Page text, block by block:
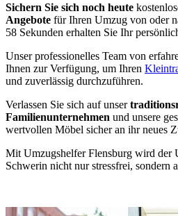
Sichern Sie sich noch heute
Angebote für Ihren Umzug von oder
58 Sekunden erhalten Sie Ihr
Unser professionelles Team von
Ihnen zur Verfügung, um Ihren
und zuverlässig durchzuführen.
Verlassen Sie sich auf unser
Familienunternehmen und unsere
wertvollen Möbel sicher an ihr neues
Mit Umzugshelfer Flensburg wird der
Schwerin nicht nur stressfrei, sondern